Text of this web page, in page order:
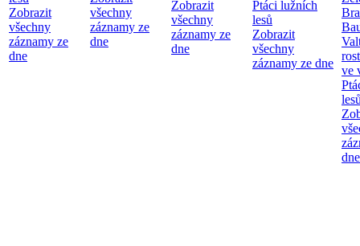
Zobrazit
všechny
záznamy ze
dne
všechny
záznamy ze
dne
Zobrazit
všechny
záznamy ze
dne
Ptáci lužních
lesů
Zobrazit
všechny
záznamy ze dne
ve
dne